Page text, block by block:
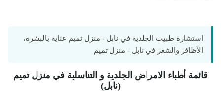
استشارة طبيب الجلدية في نابل - منزل تميم عناية بالبشرة،
الأظافر والشعر في نابل - منزل تميم
قائمة أطباء الامراض الجلدية و التناسلية في منزل تميم
(نابل)